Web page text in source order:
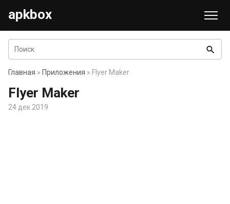
apkbox
search
Главная » Приложения » Flyer Maker
Flyer Maker
24 дек 2019